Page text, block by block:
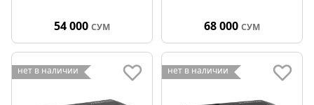
54 000 СУМ 68 000 СУМ
нет в наличии нет в наличии